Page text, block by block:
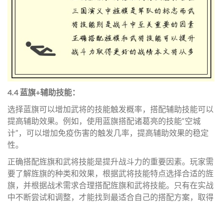
4.4 蓝旗+辅助技能：
选择蓝旗可以增加武将的技能触发概率，搭配辅助技能可以
提高辅助效果。例如，使用蓝旗搭配诸葛亮的技能“空城
计”，可以增加免疫伤害的触发几率，提高辅助效果的稳定
性。
正确搭配旌旗和武将技能是提升战斗力的重要因素。玩家需
要了解旌旗的种类和效果，根据武将技能特点选择合适的旌
旗，并根据战术需求合理搭配旌旗和武将技能。只有在实战
中不断尝试和调整，才能找到最适合自己的搭配方案，取得